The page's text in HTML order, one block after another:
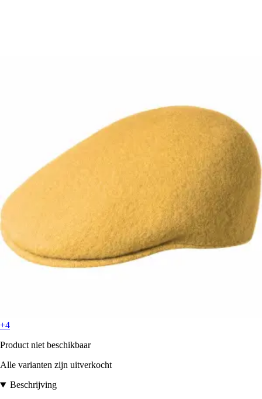
+4
Product niet beschikbaar
Alle varianten zijn uitverkocht
Beschrijving